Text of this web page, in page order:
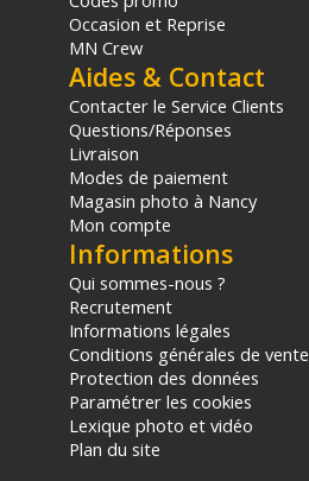
Occasion et Reprise
MN Crew
Aides & Contact
Contacter le Service Clients
Questions/Réponses
Livraison
Modes de paiement
Magasin photo à Nancy
Mon compte
Informations
Qui sommes-nous ?
Recrutement
Informations légales
Conditions générales de vente
Protection des données
Paramétrer les cookies
Lexique photo et vidéo
Plan du site